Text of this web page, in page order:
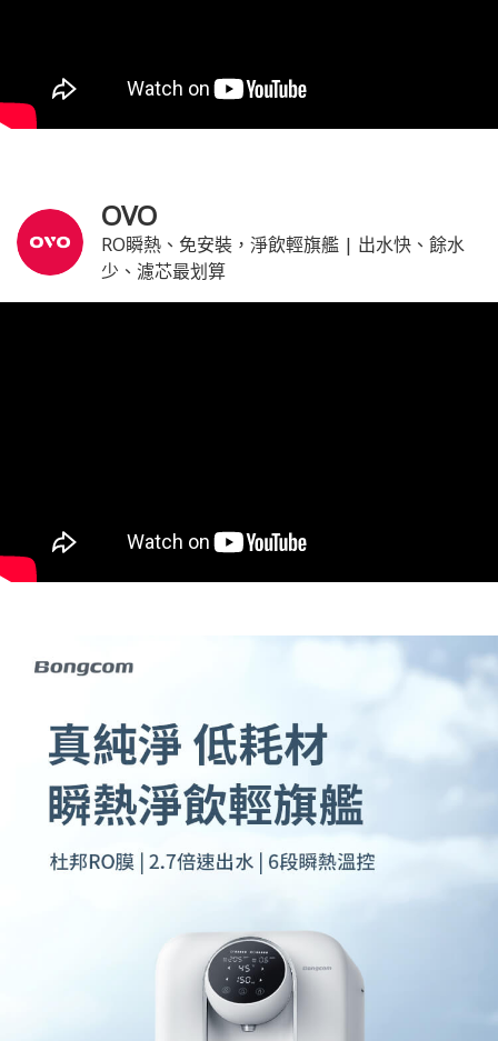
OVO
RO瞬熱、免安裝，淨飲輕旗艦 | 出水快、餘水
少、濾芯最划算